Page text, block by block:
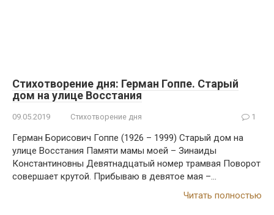
Стихотворение дня: Герман Гоппе. Старый
дом на улице Восстания
09.05.2019 Стихотворение дня 1
Герман Борисович Гоппе (1926 – 1999) Старый дом на
улице Восстания Памяти мамы моей – Зинаиды
Константиновны Девятнадцатый номер трамвая Поворот
совершает крутой. Прибываю в девятое мая –…
Читать полностью